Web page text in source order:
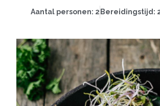
Aantal personen: 2 Bereidingstijd: